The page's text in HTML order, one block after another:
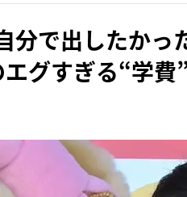
自分で出したか
グすぎる“学費